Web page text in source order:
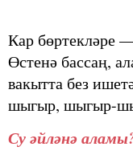
Кар бөртекләре
Өстенә бассаң,
вакытта без
шыгыр, шыгыр-
Су әйләнә